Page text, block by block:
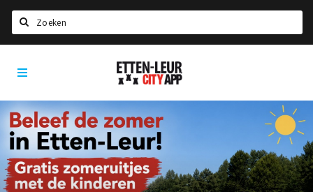
Home
Agenda
Deals
Party pics
Nieuws, interviews & blogs
Etten-
Leur